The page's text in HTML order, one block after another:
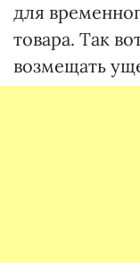
для
товара. Так
возмещать